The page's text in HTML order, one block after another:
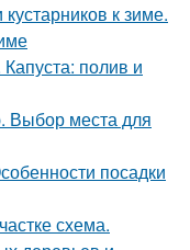
к зиме.
Капуста: полив и
Выбор места для
посадки
схема.